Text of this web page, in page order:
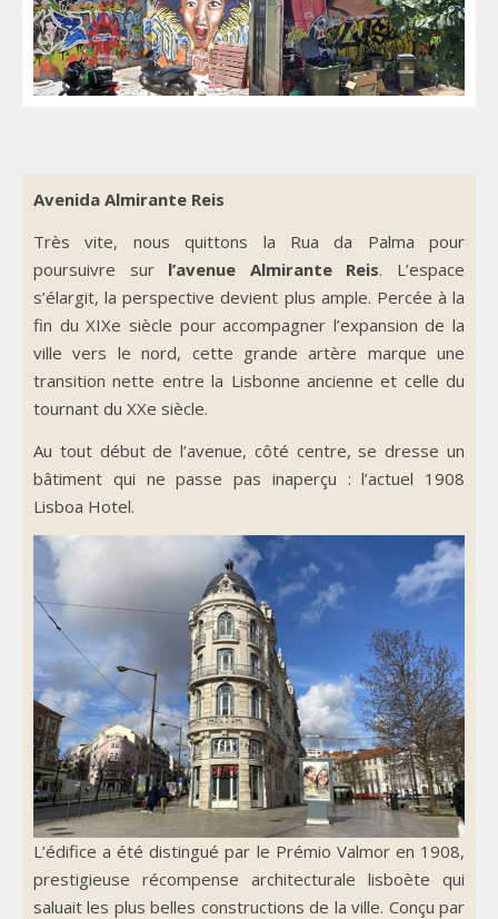
Avenida Almirante Reis
Très vite, nous quittons la Rua da Palma pour
poursuivre sur l’avenue Almirante Reis. L’espace
s’élargit, la perspective devient plus ample. Percée à la
fin du XIXe siècle pour accompagner l’expansion de la
ville vers le nord, cette grande artère marque une
transition nette entre la Lisbonne ancienne et celle du
tournant du XXe siècle.
Au tout début de l’avenue, côté centre, se dresse un
bâtiment qui ne passe pas inaperçu : l’actuel 1908
Lisboa Hotel.
L’édifice a été distingué par le Prémio Valmor en 1908,
prestigieuse récompense architecturale lisboète qui
saluait les plus belles constructions de la ville. Conçu par